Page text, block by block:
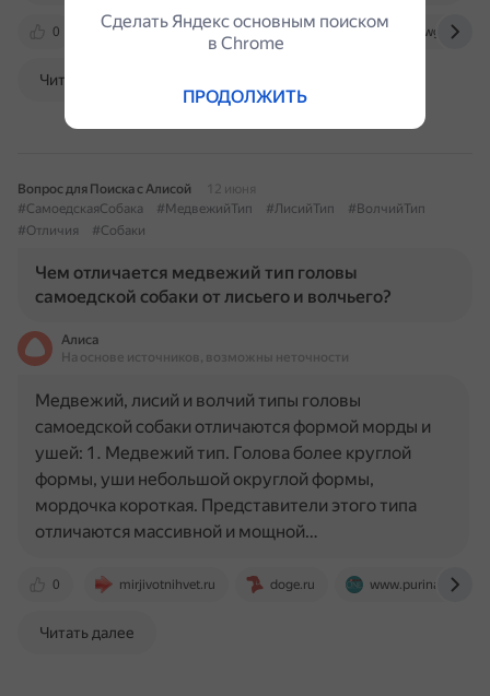
0 dzen.ru kinpet.ru xn----
Читать далее
Вопрос для Поиска с Алисой
12 июня
#СамоедскаяСобака
#МедвежийТип #ЛисийТип
#ВолчийТип
#Отличия
#Собаки
Чем отличается медвежий тип головы
самоедской собаки от лисьего и волчьего?
Алиса
На основе источников, возможны неточности
0 mirjivotnihvet.ru doge.ru www.purinaone.ru
Медвежий, лисий и волчий типы головы
самоедской собаки отличаются формой морды и
ушей: 1. Медвежий тип. Голова более круглой
формы, уши небольшой округлой формы,
мордочка короткая. Представители этого типа
отличаются массивной и мощной…
Читать далее
Сделать Яндекс основным поиском
в Сhrome
ПРОДОЛЖИТЬ